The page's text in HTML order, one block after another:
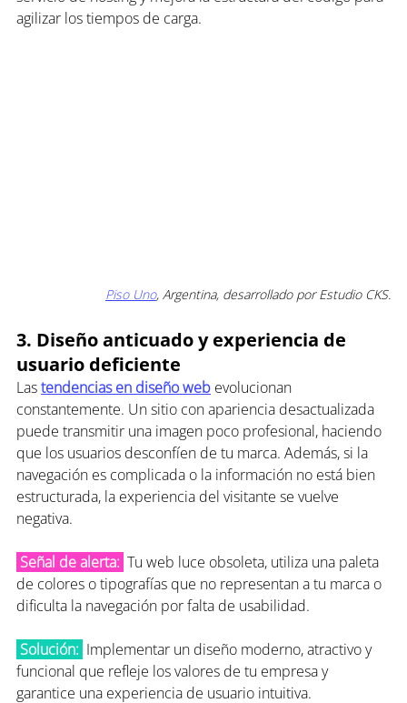
agilizar los tiempos de carga.
Piso Uno, Argentina, desarrollado por Estudio CKS.
3. Diseño anticuado y experiencia de
usuario deficiente
Las tendencias en diseño web evolucionan
constantemente. Un sitio con apariencia desactualizada
puede transmitir una imagen poco profesional, haciendo
que los usuarios desconfíen de tu marca. Además, si la
navegación es complicada o la información no está bien
estructurada, la experiencia del visitante se vuelve
negativa.
Señal de alerta: Tu web luce obsoleta, utiliza una paleta
de colores o tipografías que no representan a tu marca o
dificulta la navegación por falta de usabilidad.
Solución: Implementar un diseño moderno, atractivo y
funcional que refleje los valores de tu empresa y
garantice una experiencia de usuario intuitiva.